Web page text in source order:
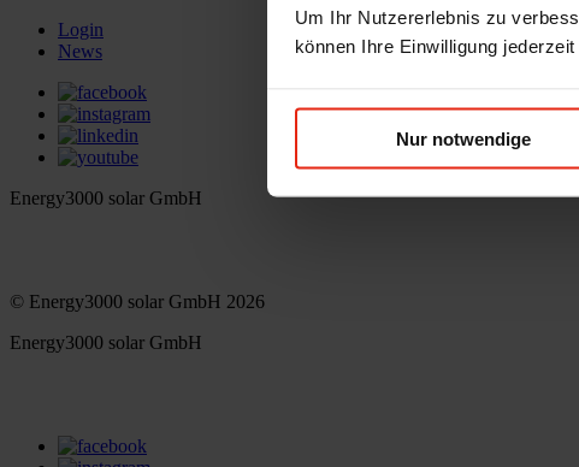
Um Ihr Nutzererlebnis zu
können Ihre Einwilligung
Nur notwendige
Login
News
Energy3000 solar GmbH
© Energy3000 solar GmbH 2026
Energy3000 solar GmbH